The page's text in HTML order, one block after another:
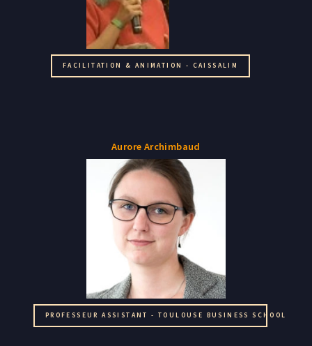
FACILITATION & ANIMATION - CAISSALIM
Aurore Archimbaud
PROFESSEUR ASSISTANT - TOULOUSE BUSINESS SCHOOL